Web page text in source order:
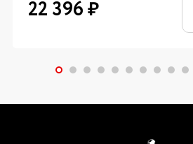
22 396₽